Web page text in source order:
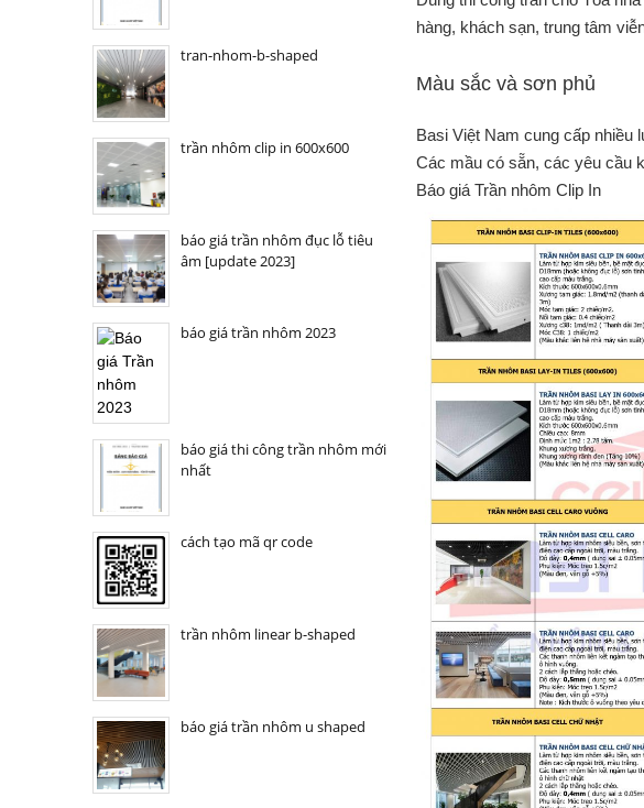
hàng, khách sạn, trung tâm
Màu sắc và sơn phủ
Basi Việt Nam cung cấp nhiều
Các mầu có sẵn, các yêu cầu
Báo giá Trần nhôm Clip In
tran-nhom-b-shaped
trần nhôm clip in 600x600
báo giá trần nhôm đục lỗ tiêu
âm [update 2023]
báo giá trần nhôm 2023
báo giá thi công trần nhôm mới
nhất
cách tạo mã qr code
trần nhôm linear b-shaped
báo giá trần nhôm u shaped